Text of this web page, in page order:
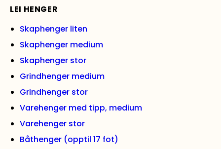
LEI HENGER
Skaphenger liten
Skaphenger medium
Skaphenger stor
Grindhenger medium
Grindhenger stor
Varehenger med tipp, medium
Varehenger stor
Båthenger (opptil 17 fot)